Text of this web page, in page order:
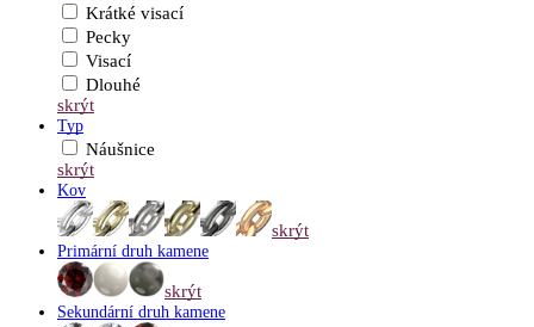
Krátké visací
Pecky
Visací
Dlouhé
skrýt
Typ
Náušnice
skrýt
Kov
skrýt
Primární druh kamene
skrýt
Sekundární druh kamene